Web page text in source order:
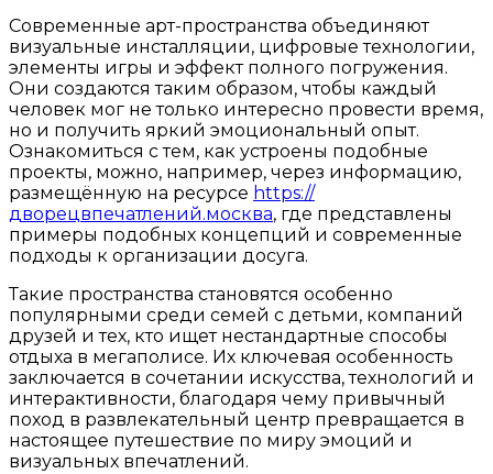
Современные арт-пространства объединяют
визуальные инсталляции, цифровые технологии,
элементы игры и эффект полного погружения.
Они создаются таким образом, чтобы каждый
человек мог не только интересно провести время,
но и получить яркий эмоциональный опыт.
Ознакомиться с тем, как устроены подобные
проекты, можно, например, через информацию,
размещённую на ресурсе https://
дворецвпечатлений.москва, где представлены
примеры подобных концепций и современные
подходы к организации досуга.
Такие пространства становятся особенно
популярными среди семей с детьми, компаний
друзей и тех, кто ищет нестандартные способы
отдыха в мегаполисе. Их ключевая особенность
заключается в сочетании искусства, технологий и
интерактивности, благодаря чему привычный
поход в развлекательный центр превращается в
настоящее путешествие по миру эмоций и
визуальных впечатлений.